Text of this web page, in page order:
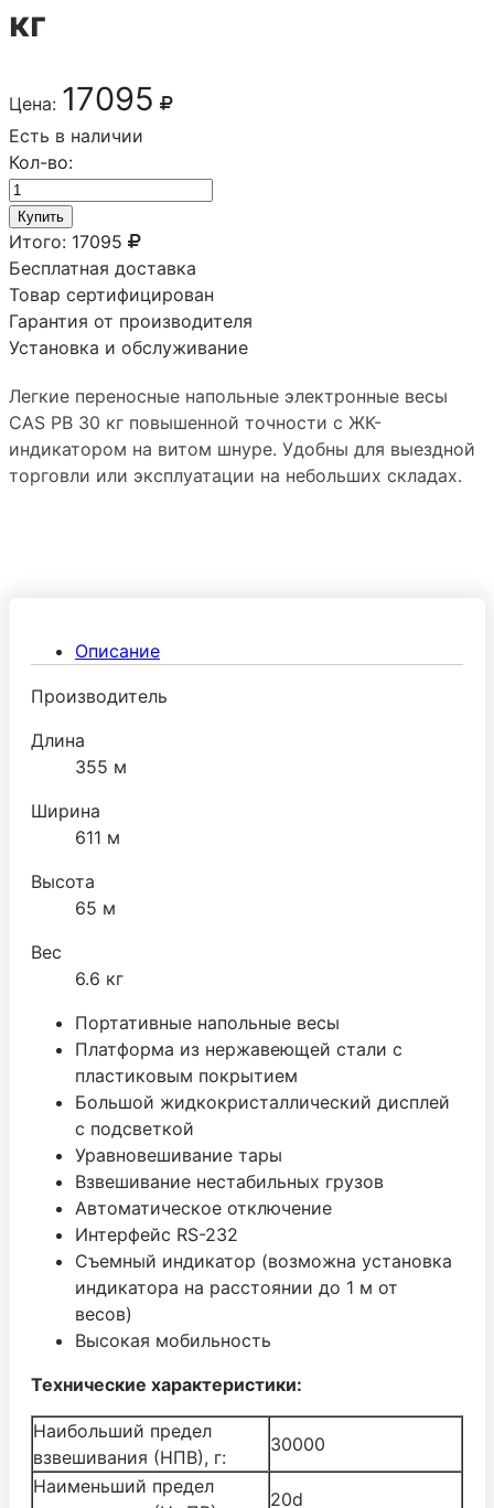
кг
Цена: 17095
Есть в наличии
Кол-во:
Купить
Итого: 17095
Бесплатная доставка
Товар сертифицирован
Гарантия от производителя
Установка и обслуживание
Легкие переносные напольные электронные весы
CAS PB 30 кг повышенной точности с ЖК-
индикатором на витом шнуре. Удобны для выездной
торговли или эксплуатации на небольших складах.
Описание
Производитель
Длина
355 м
Ширина
611 м
Высота
65 м
Вес
6.6 кг
Портативные напольные весы
Платформа из нержавеющей стали с
пластиковым покрытием
Большой жидкокристаллический дисплей
с подсветкой
Уравновешивание тары
Взвешивание нестабильных грузов
Автоматическое отключение
Интерфейс RS-232
Съемный индикатор (возможна установка
индикатора на расстоянии до 1 м от
весов)
Высокая мобильность
Технические характеристики:
Наибольший предел
взвешивания (НПВ), г:
30000
Наименьший предел
20d